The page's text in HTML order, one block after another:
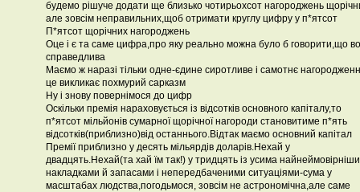
будемо рішуче додати ще близько чотирьохсот нагороджень
але зовсім неправильних,щоб отримати круглу цифру у п*ятсот
П*ятсот щорічних нагороджень
Оце і є та саме цифра,про яку реально можна було б говорити,що
справедлива
Маємо ж наразі тільки одне-єдине сиротливе і самотнє
це викликає похмурий сарказм
Ну і знову повернімося до цифр
Оскільки премія нараховується із відсотків основного капіталу,то
п*ятсот мільйонів сумарної щорічної нагороди становитиме п*ять
відсотків(приблизно)від останнього.Відтак маємо основний капітал
Премії приблизно у десять мільярдів доларів.Нехай у
двадцять.Нехай(та хай їм так!) у тридцять із усима
накладками й запасами і непередбаченими ситуаціями-сума у
масштабах людства,погодьмося, зовсім не астрономічна,але саме